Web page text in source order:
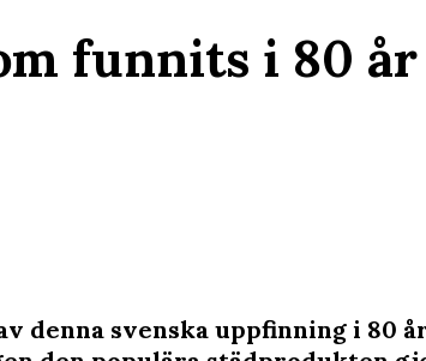
funnits i 80
denna svenska uppfinning i 80